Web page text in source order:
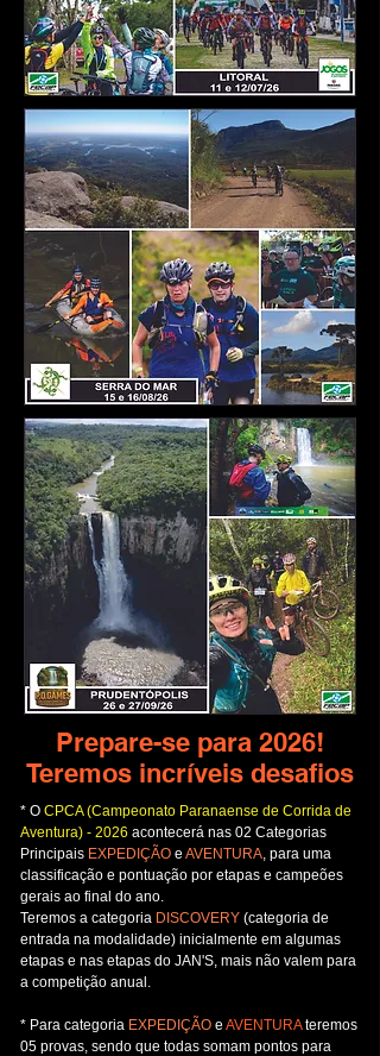
Prepare-se para 2026!
Teremos incríveis desafios
* O CPCA (Campeonato Paranaense de Corrida de
Aventura) - 2026 acontecerá nas 02 Categorias
Principais EXPEDIÇÃO e AVENTURA, para uma
classificação e pontuação por etapas e campeões
gerais ao final do ano.
Teremos a categoria DISCOVERY (categoria de
entrada na modalidade) inicialmente em algumas
etapas e nas etapas do JAN'S, mais não valem para
a competição anual.
* Para categoria EXPEDIÇÃO e AVENTURAteremos
05 provas, sendo que todas somam pontos para